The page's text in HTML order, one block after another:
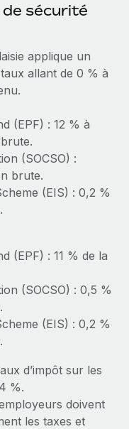
employés
Remote
matière de
les...
sécurité
applique un
allant de 0 % à
(EPF) : 12 % à
(SOCSO) :
brute.
(EIS) : 0,2 %
(EPF) : 11 % de la
(SOCSO) : 0,5 %
(EIS) : 0,2 %
d’impôt sur les
%.
doivent
les taxes et